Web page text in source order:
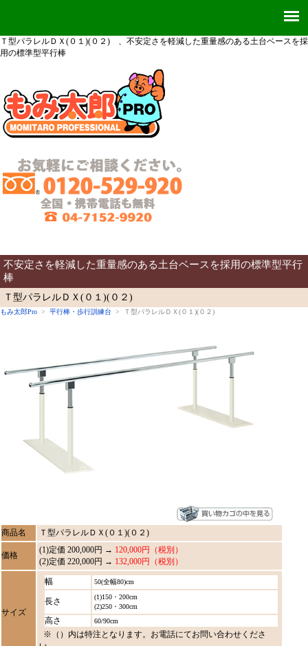
Ｔ型パラレルＤＸ(０１)(０２) 、不安定さを軽減した重量感のある土台ベースを採
用の標準型平行棒
不安定さを軽減した重量感のある土台ベースを採用の標準型平行
棒
Ｔ型パラレルＤＸ(０１)(０２)
もみ太郎Pro > 平行棒・歩行訓練台 > Ｔ型パラレルＤＸ(０１)(０２)
商品名 Ｔ型パラレルＤＸ(０１)(０２)
価格
(1)定価 200,000円 → 120,000円（税別）
(2)定価 220,000円 → 132,000円（税別）
サイズ
幅 50(全幅80)cm
長さ
(1)150・200cm
(2)250・300cm
高さ 60/90cm
※（）内は特注となります。お電話にてお問い合わせくださ